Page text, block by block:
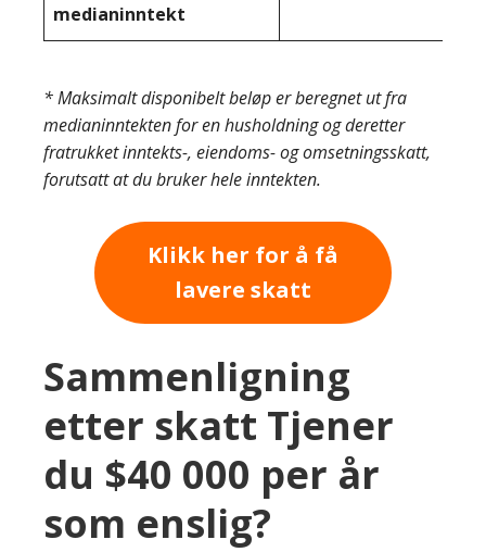
medianinntekt
* Maksimalt disponibelt beløp er beregnet ut fra
medianinntekten for en husholdning og deretter
fratrukket inntekts-, eiendoms- og omsetningsskatt,
forutsatt at du bruker hele inntekten.
Klikk her for å få
lavere skatt
Sammenligning
etter skatt Tjener
du $40 000 per år
som enslig?